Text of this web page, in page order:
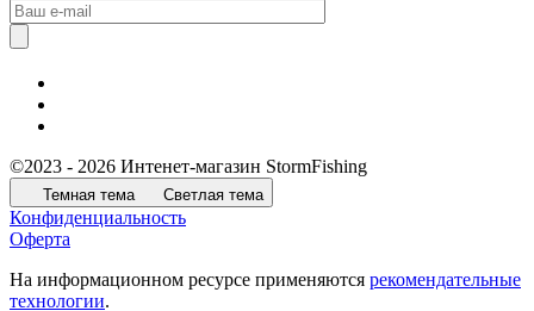
©2023 - 2026 Интенет-магазин StormFishing
Темная тема Светлая тема
Конфиденциальность
Оферта
На информационном ресурсе применяются рекомендательные
технологии.